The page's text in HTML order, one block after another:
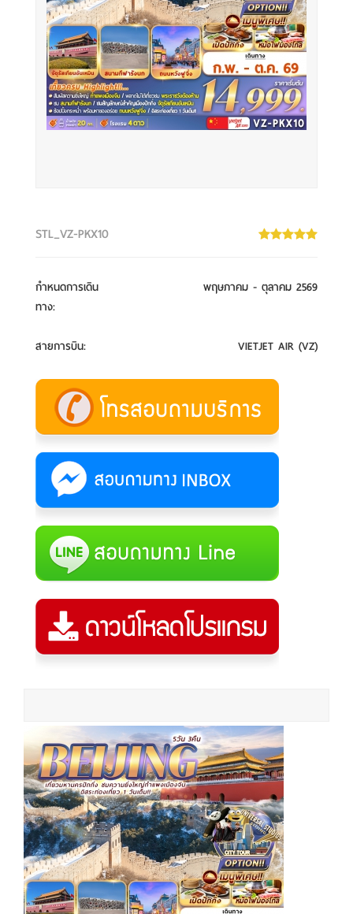
STL_VZ-PKX10
กำหนดการเดิน
ทาง:
พฤษภาคม - ตุลาคม 2569
สายการบิน: VIETJET AIR (VZ)